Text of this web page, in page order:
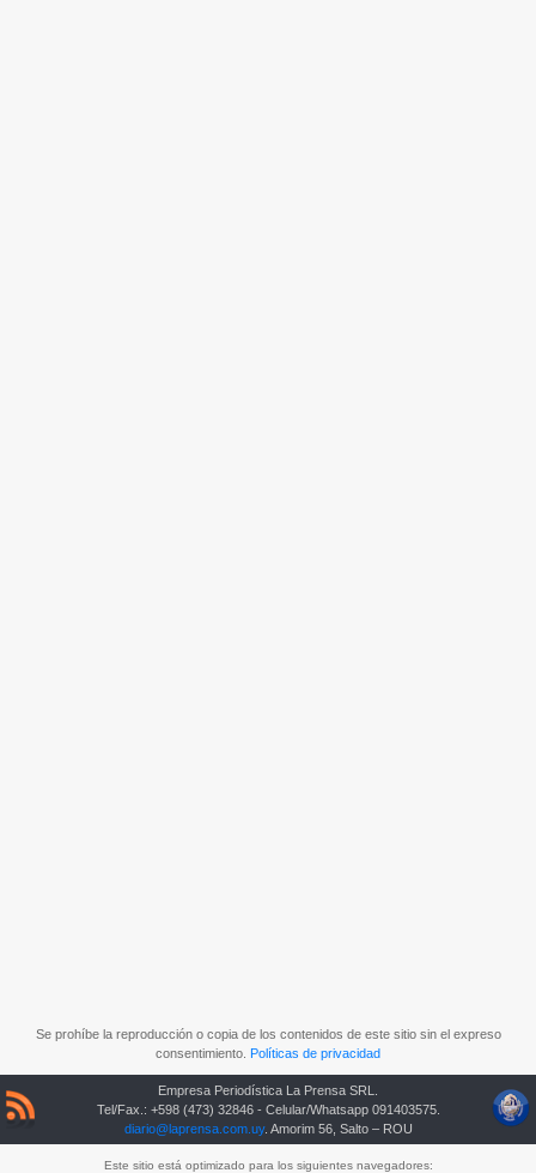
Se prohíbe la reproducción o copia de los contenidos de este sitio sin el expreso
consentimiento. Políticas de privacidad
Empresa Periodística La Prensa SRL.
Tel/Fax.: +598 (473) 32846 - Celular/Whatsapp 091403575.
diario@laprensa.com.uy. Amorim 56, Salto – ROU
Este sitio está optimizado para los siguientes navegadores: